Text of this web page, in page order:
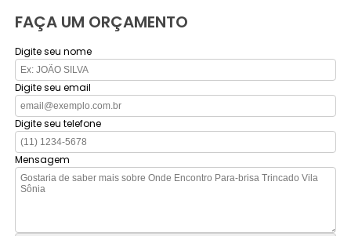
FAÇA UM ORÇAMENTO
Digite seu nome
Digite seu email
Digite seu telefone
Mensagem